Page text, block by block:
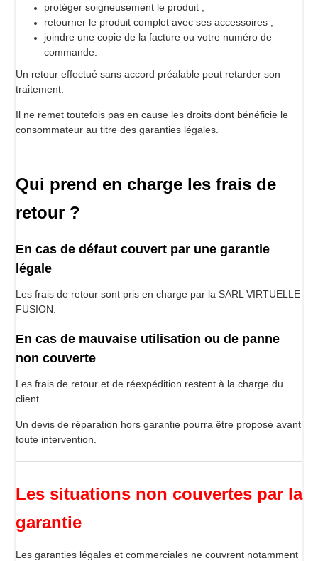
protéger soigneusement le produit ;
retourner le produit complet avec ses accessoires ;
joindre une copie de la facture ou votre numéro de
commande.
Un retour effectué sans accord préalable peut retarder son
traitement.
Il ne remet toutefois pas en cause les droits dont bénéficie le
consommateur au titre des garanties légales.
Qui prend en charge les frais de
retour ?
En cas de défaut couvert par une garantie
légale
Les frais de retour sont pris en charge par la SARL VIRTUELLE
FUSION.
En cas de mauvaise utilisation ou de panne
non couverte
Les frais de retour et de réexpédition restent à la charge du
client.
Un devis de réparation hors garantie pourra être proposé avant
toute intervention.
Les situations non couvertes par la
garantie
Les garanties légales et commerciales ne couvrent notamment